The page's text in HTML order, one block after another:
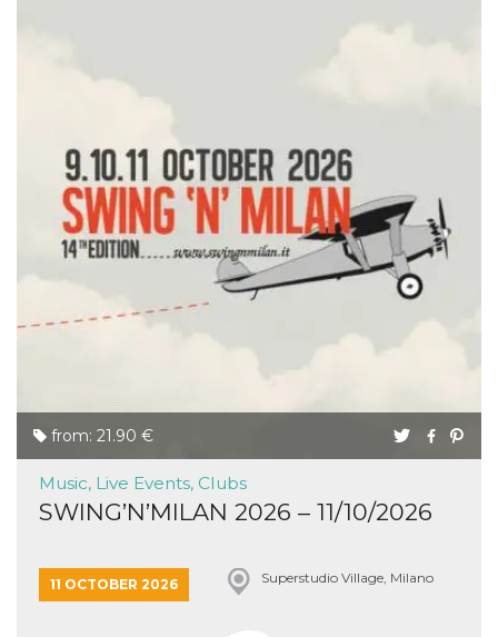
from: 21.90 €
Music, Live Events, Clubs
SWING’N’MILAN 2026 – 11/10/2026
11 OCTOBER 2026 Superstudio Village, Milano